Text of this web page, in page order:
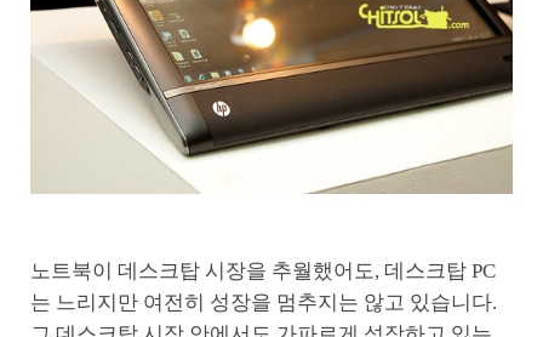
노트북이 데스크탑 시장을 추월했어도, 데스크탑 PC
는 느리지만 여전히 성장을 멈추지는 않고 있습니다.